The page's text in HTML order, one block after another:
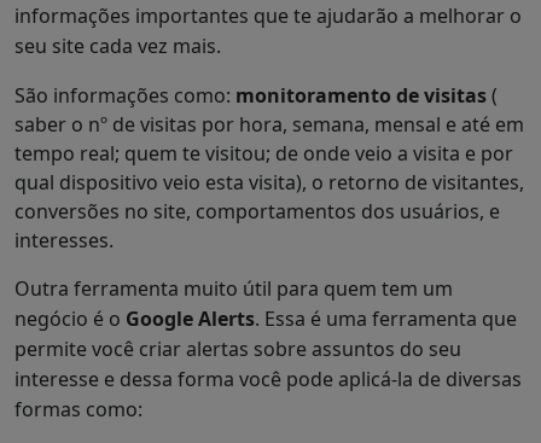
informações importantes que te ajudarão a melhorar o
seu site cada vez mais.
São informações como: monitoramento de visitas(
saber o nº de visitas por hora, semana, mensal e até em
tempo real; quem te visitou; de onde veio a visita e por
qual dispositivo veio esta visita), o retorno de visitantes,
conversões no site, comportamentos dos usuários, e
interesses.
Outra ferramenta muito útil para quem tem um
negócio é o Google Alerts. Essa é uma ferramenta que
permite você criar alertas sobre assuntos do seu
interesse e dessa forma você pode aplicá-la de diversas
formas como: